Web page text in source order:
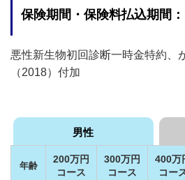
保険期間・保険料払込期間
悪性新生物初回診断一時金特約、
（2018）付加
男性
年齢
200万円
コース
300万円
コース
400万
コー